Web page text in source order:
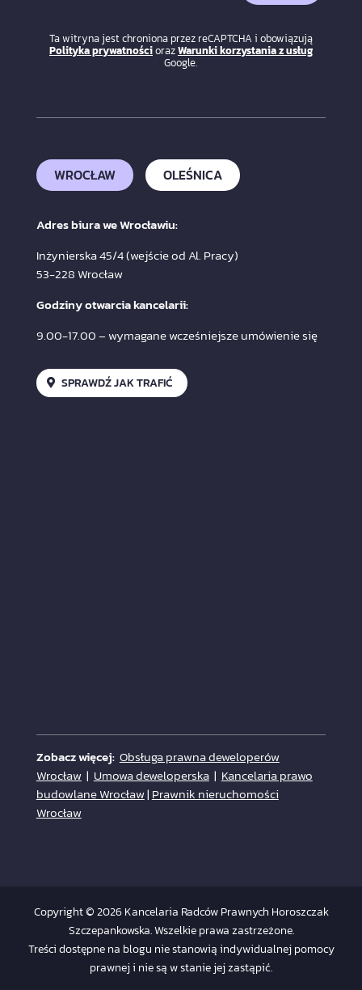
Ta witryna jest chroniona przez reCAPTCHA i obowiązują
Polityka prywatnościorazWarunki korzystania z usług
Google.
WROCŁAW OLEŚNICA
Adres biura we Wrocławiu:
Inżynierska 45/4 (wejście od Al. Pracy)
53-228 Wrocław
Godziny otwarcia kancelarii:
9.00-17.00 – wymagane wcześniejsze umówienie się
SPRAWDŹ JAK TRAFIĆ
Zobacz więcej: Obsługa prawna deweloperów
Wrocław| Umowa deweloperska| Kancelaria prawo
budowlane Wrocław| Prawnik nieruchomości
Wrocław
Copyright © 2026 Kancelaria Radców Prawnych Horoszczak
Szczepankowska. Wszelkie prawa zastrzeżone.
Treści dostępne na blogu nie stanowią indywidualnej pomocy
prawnej i nie są w stanie jej zastąpić.